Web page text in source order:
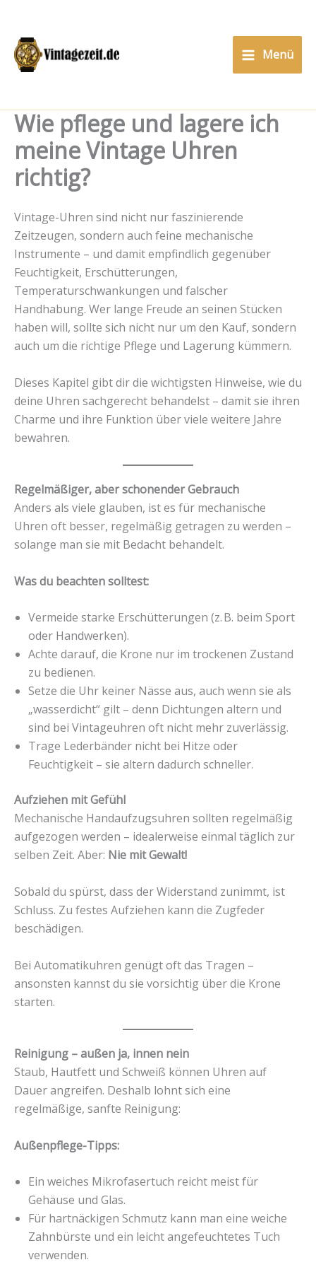
springen
Menü
Wie pflege und lagere ich
meine Vintage Uhren
richtig?
Vintage-Uhren sind nicht nur faszinierende
Zeitzeugen, sondern auch feine mechanische
Instrumente – und damit empfindlich gegenüber
Feuchtigkeit, Erschütterungen,
Temperaturschwankungen und falscher
Handhabung. Wer lange Freude an seinen Stücken
haben will, sollte sich nicht nur um den Kauf, sondern
auch um die richtige Pflege und Lagerung kümmern.
Dieses Kapitel gibt dir die wichtigsten Hinweise, wie du
deine Uhren sachgerecht behandelst – damit sie ihren
Charme und ihre Funktion über viele weitere Jahre
bewahren.
Regelmäßiger, aber schonender Gebrauch
Anders als viele glauben, ist es für mechanische
Uhren oft besser, regelmäßig getragen zu werden –
solange man sie mit Bedacht behandelt.
Was du beachten solltest:
Vermeide starke Erschütterungen (z. B. beim Sport
oder Handwerken).
Achte darauf, die Krone nur im trockenen Zustand
zu bedienen.
Setze die Uhr keiner Nässe aus, auch wenn sie als
„wasserdicht“ gilt – denn Dichtungen altern und
sind bei Vintageuhren oft nicht mehr zuverlässig.
Trage Lederbänder nicht bei Hitze oder
Feuchtigkeit – sie altern dadurch schneller.
Aufziehen mit Gefühl
Mechanische Handaufzugsuhren sollten regelmäßig
aufgezogen werden – idealerweise einmal täglich zur
selben Zeit. Aber: Nie mit Gewalt!
Sobald du spürst, dass der Widerstand zunimmt, ist
Schluss. Zu festes Aufziehen kann die Zugfeder
beschädigen.
Bei Automatikuhren genügt oft das Tragen –
ansonsten kannst du sie vorsichtig über die Krone
starten.
Reinigung – außen ja, innen nein
Staub, Hautfett und Schweiß können Uhren auf
Dauer angreifen. Deshalb lohnt sich eine
regelmäßige, sanfte Reinigung:
Außenpflege-Tipps:
Ein weiches Mikrofasertuch reicht meist für
Gehäuse und Glas.
Für hartnäckigen Schmutz kann man eine weiche
Zahnbürste und ein leicht angefeuchtetes Tuch
verwenden.